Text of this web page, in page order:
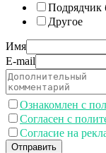
Подрядчик
Другое
Имя
E-mail
Ознакомлен с
Согласен с
Согласие на
Отправить